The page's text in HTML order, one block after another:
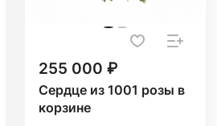
255 000 ₽
Сердце из 1001 розы в
корзине